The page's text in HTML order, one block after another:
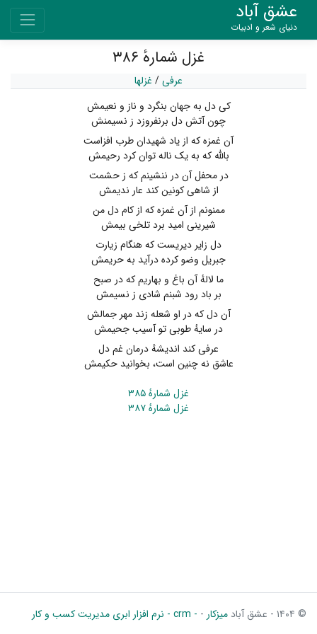
عشق آباد
دنیای شعر و ادبیات
غزل شمارهٔ ۳۸۶
عرفی/ غزلها
کی دل به جهان بنگرد و ناز و نعیمش
چون آتش دل برنفروزد ز نسیمنش
آن غمزه که از یاد شهیدان طرب افزاست
بالله که به یک ناله توان کرد رحیمش
در محفل آن در ننشینم که ز حشمت
از شاهی کونین کند عار ندیمش
ممنونم از آن غمزه که از کام دل من
شیرینی امید برد تلخی بیمش
دل زایر دیریست که هنگام زیارت
جبریل وضو کرده درآید به حریمش
ما لالهٔ آن باغ و بهاریم که در صبح
بر باد رود شبنم شادی ز نسیمش
آن دل که در او شعله زند مهر جمالش
در سایهٔ طوبی تو آسیب جحیمش
عرفی کند اندیشهٔ درمان غم دل
عاشق نه چنین است، بخوانید حکیمش
غزل شمارهٔ ۳۸۵
غزل شمارهٔ ۳۸۷
© ۱۴۰۴ - عشق آباد میزکار - - crm - نرم افزار ابری مدیریت کسب و کار